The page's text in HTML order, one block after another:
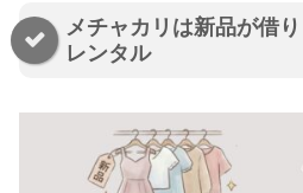
メチャカリは新品が借
レンタル